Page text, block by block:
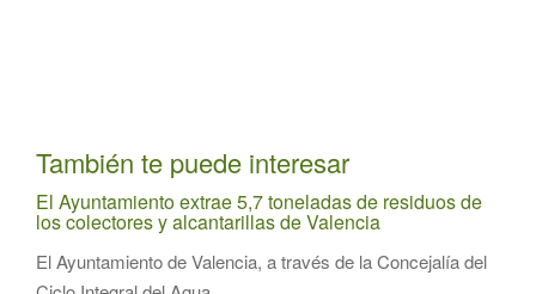
También te puede interesar
El Ayuntamiento extrae 5,7 toneladas de residuos de
los colectores y alcantarillas de Valencia
El Ayuntamiento de Valencia, a través de la Concejalía del